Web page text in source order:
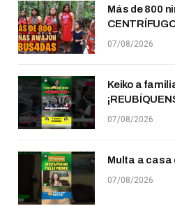
Más de 800
07/08/2026
Keiko a
07/08/2026
Multa a casa
07/08/2026